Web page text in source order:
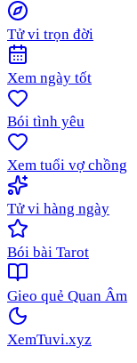
Tử vi trọn đời
Xem ngày tốt
Bói tình yêu
Xem tuổi vợ chồng
Tử vi hàng ngày
Bói bài Tarot
Gieo quẻ Quan Âm
XemTuvi.xyz